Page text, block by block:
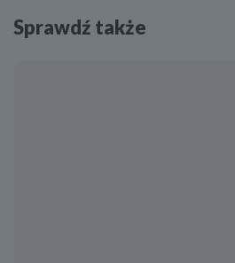
Sprawdź także